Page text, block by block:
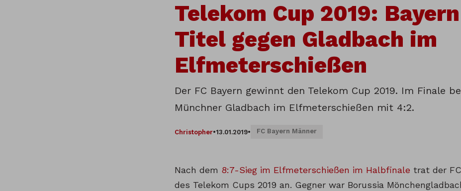
Telekom Cup 2019:
Titel gegen Gladbach im
Elfmeterschießen
Der FC Bayern gewinnt den Telekom Cup 2019. Im Finale
Münchner Gladbach im Elfmeterschießen mit 4:2.
Christopher•13.01.2019• FC Bayern Männer
Nach dem 8:7-Sieg im Elfmeterschießen im Halbfinale trat der
des Telekom Cups 2019 an. Gegner war Borussia